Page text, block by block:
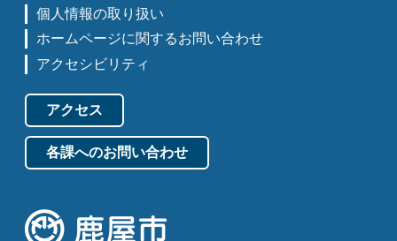
個人情報の取り扱い
ホームページに関するお問い合わせ
アクセシビリティ
アクセス
各課へのお問い合わせ